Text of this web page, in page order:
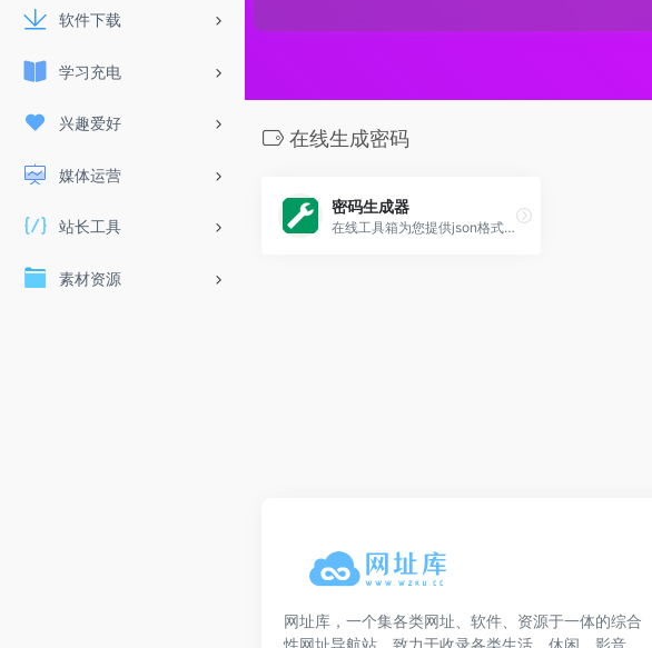
软件下载
学习充电
兴趣爱好
媒体运营
站长工具
素材资源
在线生成密码
密码生成器
在线工具箱为您提供json格式化,json代码压缩,json校验解析,json数组解析,json转xml,xml转json,json解析,json在线解析,json在线解析及格式化,unix时间戳转换,CSS美化压缩,json美化,json格式化输出,json数组,json实体类,json视图等
网址库，一个集各类网址、软件、资源于一体的综合
性网址导航站，致力于收录各类生活、休闲、影音、